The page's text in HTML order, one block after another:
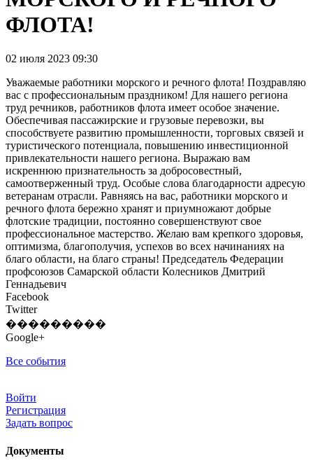
ФЛОТА!
02 июля 2023 09:30
Уважаемые работники морского и речного флота! Поздравляю
вас с профессиональным праздником! Для нашего региона
труд речников, работников флота имеет особое значение.
Обеспечивая пассажирские и грузовые перевозки, вы
способствуете развитию промышленности, торговых связей и
туристического потенциала, повышению инвестиционной
привлекательности нашего региона. Выражаю вам
искреннюю признательность за добросовестный,
самоотверженный труд. Особые слова благодарности адресую
ветеранам отрасли. Равняясь на вас, работники морского и
речного флота бережно хранят и приумножают добрые
флотские традиции, постоянно совершенствуют свое
профессиональное мастерство. Желаю вам крепкого здоровья,
оптимизма, благополучия, успехов во всех начинаниях на
благо области, на благо страны! Председатель Федерации
профсоюзов Самарской области Колесников Дмитрий
Геннадьевич
Facebook
Twitter
���������
Google+
Все события
Войти
Регистрация
Задать вопрос
Документы